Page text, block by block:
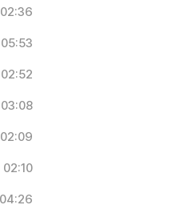
02:36
05:53
02:52
03:08
02:09
02:10
04:26